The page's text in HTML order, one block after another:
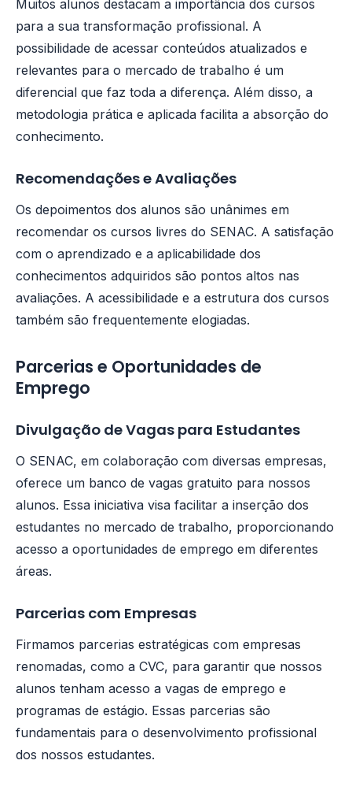
Muitos alunos destacam a importância dos cursos
para a sua transformação profissional. A
possibilidade de acessar conteúdos atualizados e
relevantes para o mercado de trabalho é um
diferencial que faz toda a diferença. Além disso, a
metodologia prática e aplicada facilita a absorção do
conhecimento.
Recomendações e Avaliações
Os depoimentos dos alunos são unânimes em
recomendar os cursos livres do SENAC. A satisfação
com o aprendizado e a aplicabilidade dos
conhecimentos adquiridos são pontos altos nas
avaliações. A acessibilidade e a estrutura dos cursos
também são frequentemente elogiadas.
Parcerias e Oportunidades de
Emprego
Divulgação de Vagas para Estudantes
O SENAC, em colaboração com diversas empresas,
oferece um banco de vagas gratuito para nossos
alunos. Essa iniciativa visa facilitar a inserção dos
estudantes no mercado de trabalho, proporcionando
acesso a oportunidades de emprego em diferentes
áreas.
Parcerias com Empresas
Firmamos parcerias estratégicas com empresas
renomadas, como a CVC, para garantir que nossos
alunos tenham acesso a vagas de emprego e
programas de estágio. Essas parcerias são
fundamentais para o desenvolvimento profissional
dos nossos estudantes.